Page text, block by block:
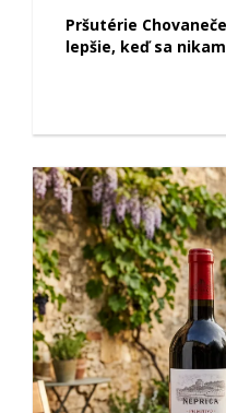
Pršutérie
lepšie, keď sa